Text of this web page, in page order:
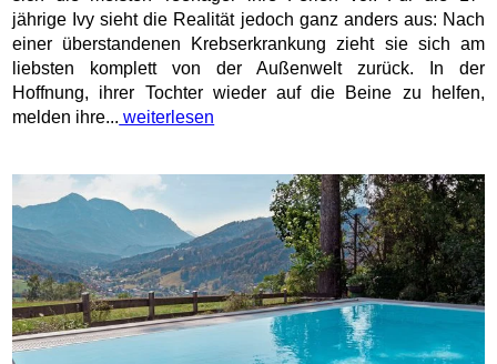
jährige Ivy sieht die Realität jedoch ganz anders aus: Nach
einer überstandenen Krebserkrankung zieht sie sich am
liebsten komplett von der Außenwelt zurück. In der
Hoffnung, ihrer Tochter wieder auf die Beine zu helfen,
melden ihre... weiterlesen